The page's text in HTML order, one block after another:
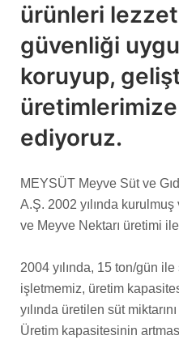
ürünleri
güvenliği
koruyup,
ediyoruz.
MEYSÜT Meyve Süt ve
A.Ş. 2002 yılında
ve Meyve Nektarı üretimi
2004 yılında, 15 ton/gün
işletmemiz, üretim
yılında üretilen süt
Üretim kapasitesinin